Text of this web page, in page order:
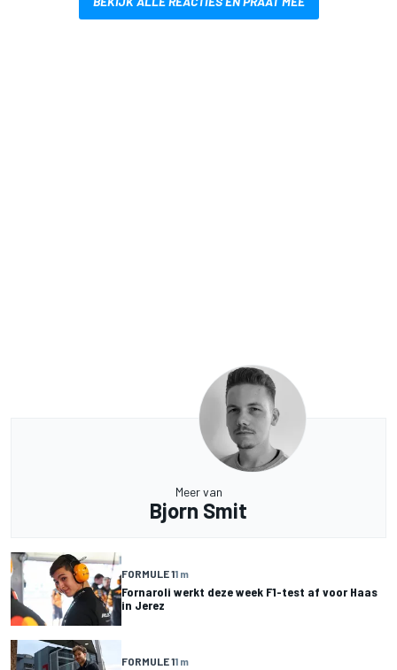
Meer van
Bjorn Smit
FORMULE 11 m
Fornaroli werkt deze week F1-test af voor Haas
in Jerez
FORMULE 11 m